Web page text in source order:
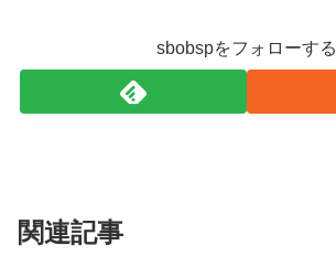
sbobspをフォローする
関連記事